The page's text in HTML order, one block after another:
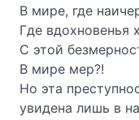
В мире, где
Где вдохновенья
С этой
В мире мер?!
Но эта
увидена лишь в